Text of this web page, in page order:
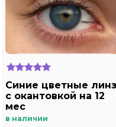
Синие цветные
c окантовкой на 12
мес
в наличии